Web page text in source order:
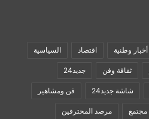
أخبار وطنية اقتصاد السياسية
ثقافة وفن جديد24
شاشة جديد24 فن ومشاهير
مجتمع مرصد المحترفين